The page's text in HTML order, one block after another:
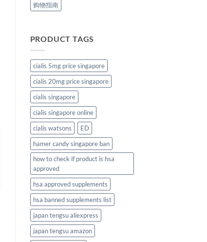
购物指南
PRODUCT TAGS
cialis 5mg price singapore
cialis 20mg price singapore
cialis singapore
cialis singapore online
cialis watsons
ED
hamer candy singapore ban
how to check if product is hsa
approved
hsa approved supplements
hsa banned supplements list
japan tengsu aliexpress
japan tengsu amazon